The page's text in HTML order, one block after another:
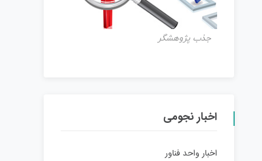
جذب پژوهشگر
اخبار نجومی
اخبار واحد فناور